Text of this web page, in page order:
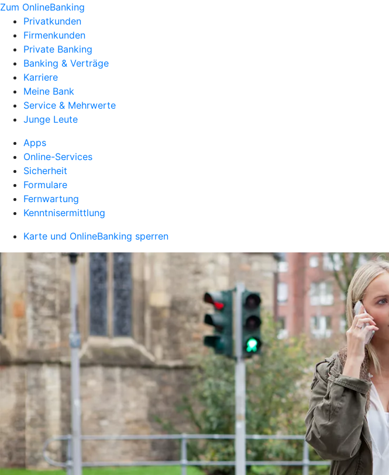
Zum OnlineBanking
Privatkunden
Firmenkunden
Private Banking
Banking & Verträge
Karriere
Meine Bank
Service & Mehrwerte
Junge Leute
Apps
Online-Services
Sicherheit
Formulare
Fernwartung
Kenntnisermittlung
Karte und OnlineBanking sperren